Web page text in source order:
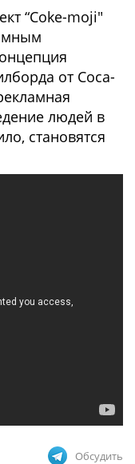
“Coke-moji"
от Coca-
людей в
становятся
Обсудить